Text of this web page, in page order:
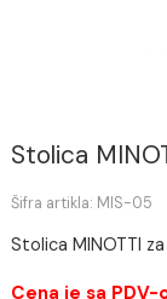
Stolica